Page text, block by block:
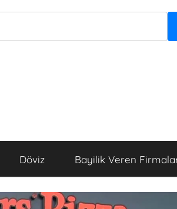
Döviz Bayilik Veren